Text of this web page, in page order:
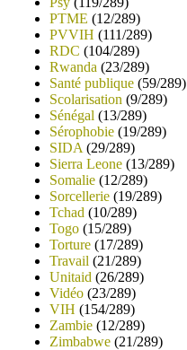
PTME (12/289)
PVVIH (111/289)
RDC (104/289)
Rwanda (23/289)
Santé publique (59/289)
Scolarisation (9/289)
Sénégal (13/289)
Sérophobie (19/289)
SIDA (29/289)
Sierra Leone (13/289)
Somalie (12/289)
Sorcellerie (19/289)
Tchad (10/289)
Togo (15/289)
Torture (17/289)
Travail (21/289)
Unitaid (26/289)
Vidéo (23/289)
VIH (154/289)
Zambie (12/289)
Zimbabwe (21/289)